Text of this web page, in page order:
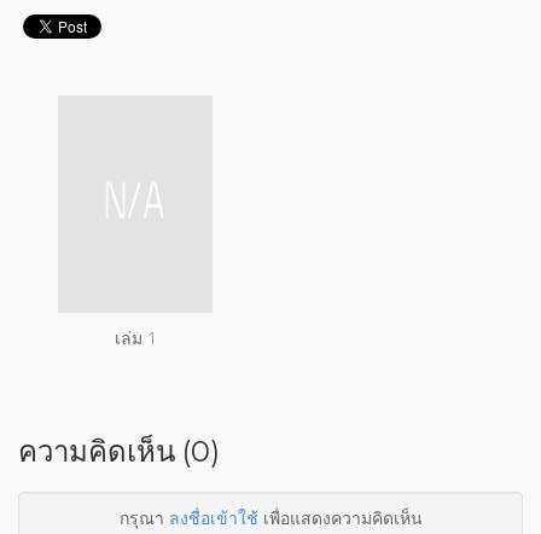
เล่ม 1
ความคิดเห็น (0)
กรุณา ลงชื่อเข้าใช้เพื่อแสดงความคิดเห็น